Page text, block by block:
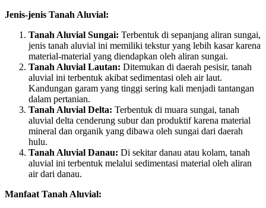
Jenis-jenis Tanah Aluvial:
Tanah Aluvial Sungai: Terbentuk di sepanjang aliran sungai,
jenis tanah aluvial ini memiliki tekstur yang lebih kasar karena
material-material yang diendapkan oleh aliran sungai.
Tanah Aluvial Lautan: Ditemukan di daerah pesisir, tanah
aluvial ini terbentuk akibat sedimentasi oleh air laut.
Kandungan garam yang tinggi sering kali menjadi tantangan
dalam pertanian.
Tanah Aluvial Delta: Terbentuk di muara sungai, tanah
aluvial delta cenderung subur dan produktif karena material
mineral dan organik yang dibawa oleh sungai dari daerah
hulu.
Tanah Aluvial Danau: Di sekitar danau atau kolam, tanah
aluvial ini terbentuk melalui sedimentasi material oleh aliran
air dari danau.
Manfaat Tanah Aluvial: